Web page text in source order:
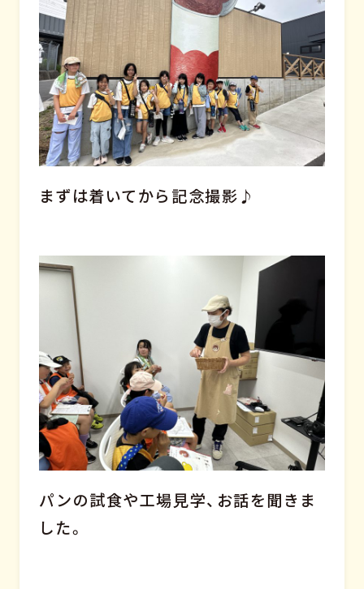
まずは着いてから記念撮影♪
パンの試食や工場見学、お話を聞きま
した。